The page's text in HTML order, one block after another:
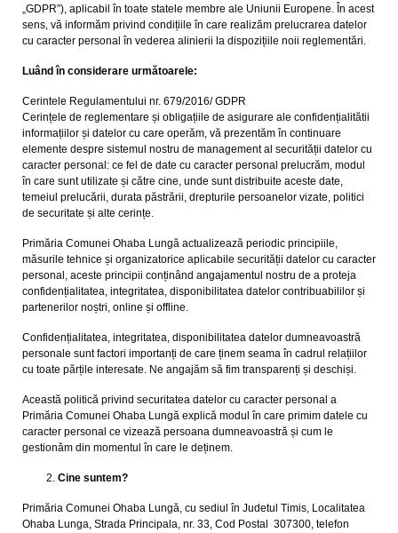
„GDPR”), aplicabil în toate statele membre ale Uniunii Europene. În acest
sens, vă informăm privind condițiile în care realizăm prelucrarea datelor
cu caracter personal în vederea alinierii la dispozițiile noii reglementări.
Luând în considerare următoarele:
Cerintele Regulamentului nr. 679/2016/ GDPR
Cerințele de reglementare și obligațiile de asigurare ale confidențialitătii
informațiilor și datelor cu care operăm, vă prezentăm în continuare
elemente despre sistemul nostru de management al securității datelor cu
caracter personal: ce fel de date cu caracter personal prelucrăm, modul
în care sunt utilizate și către cine, unde sunt distribuite aceste date,
temeiul prelucării, durata păstrării, drepturile persoanelor vizate, politici
de securitate și alte cerințe.
Primăria Comunei Ohaba Lungă actualizează periodic principiile,
măsurile tehnice și organizatorice aplicabile securității datelor cu caracter
personal, aceste principii conținând angajamentul nostru de a proteja
confidențialitatea, integritatea, disponibilitatea datelor contribuabililor și
partenerilor noștri, online și offline.
Confidențialitatea, integritatea, disponibilitatea datelor dumneavoastră
personale sunt factori importanți de care ținem seama în cadrul relațiilor
cu toate părțile interesate. Ne angajăm să fim transparenți și deschiși.
Această politică privind securitatea datelor cu caracter personal a
Primăria Comunei Ohaba Lungă explică modul în care primim datele cu
caracter personal ce vizează persoana dumneavoastră și cum le
gestionăm din momentul în care le deținem.
Cine suntem?
Primăria Comunei Ohaba Lungă, cu sediul în Judetul Timis, Localitatea
Ohaba Lunga, Strada Principala, nr. 33, Cod Postal 307300, telefon